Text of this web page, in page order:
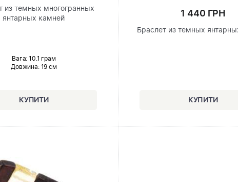
из темных многогранных
янтарных камней
Вага: 10.1 грам
Довжина:19 см
1 440 ГРН
Браслет из темных